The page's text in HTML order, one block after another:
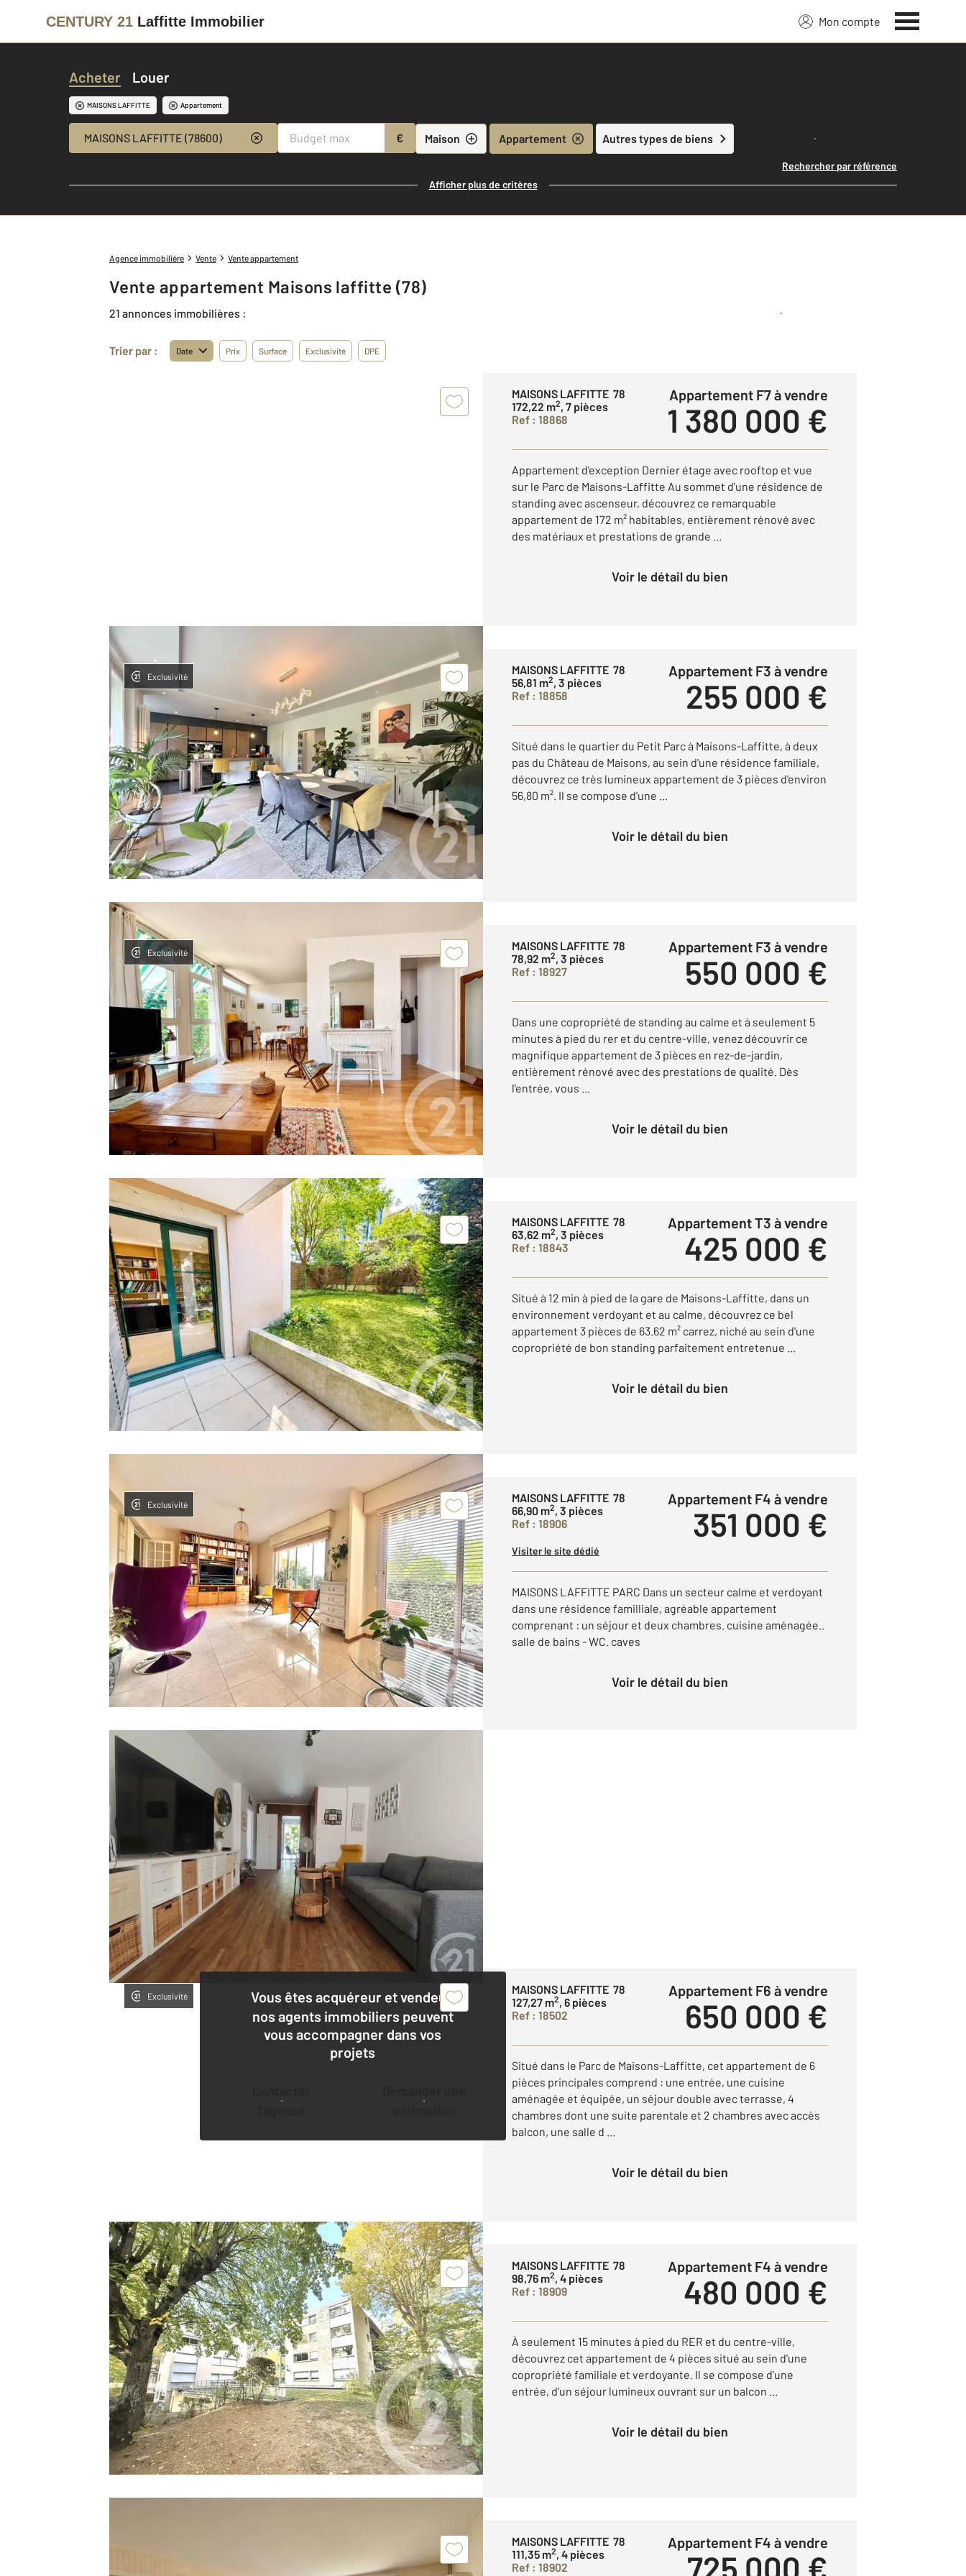
CENTURY 21 Laffitte Immobilier Mon compte
Acheter Louer
MAISONS LAFFITTE Appartement
MAISONS LAFFITTE (78600) € Maison Appartement Autres types de biens Lancer ma recherche
Rechercher par référence
Afficher plus de critères
Agence immobilière Vente Vente appartement
Vente appartement Maisons laffitte (78)
21 annonces immobilières : Créer une alerte
Trier par : Date Prix Surface Exclusivité DPE
MAISONS LAFFITTE 78
172,22 m2, 7 pièces
Ref : 18868
Appartement F7 à vendre
1 380 000 €
Appartement d'exception Dernier étage avec rooftop et vue
sur le Parc de Maisons-Laffitte Au sommet d'une résidence de
standing avec ascenseur, découvrez ce remarquable
appartement de 172 m² habitables, entièrement rénové avec
des matériaux et prestations de grande ...
Voir le détail du bien
Exclusivité
MAISONS LAFFITTE 78
56,81 m2, 3 pièces
Ref : 18858
Appartement F3 à vendre
255 000 €
Situé dans le quartier du Petit Parc à Maisons-Laffitte, à deux
pas du Château de Maisons, au sein d'une résidence familiale,
découvrez ce très lumineux appartement de 3 pièces d'environ
56,80 m². Il se compose d'une ...
Voir le détail du bien
Exclusivité
MAISONS LAFFITTE 78
78,92 m2, 3 pièces
Ref : 18927
Appartement F3 à vendre
550 000 €
Dans une copropriété de standing au calme et à seulement 5
minutes à pied du rer et du centre-ville, venez découvrir ce
magnifique appartement de 3 pièces en rez-de-jardin,
entièrement rénové avec des prestations de qualité. Dès
l'entrée, vous ...
Voir le détail du bien
MAISONS LAFFITTE 78
63,62 m2, 3 pièces
Ref : 18843
Appartement T3 à vendre
425 000 €
Situé à 12 min à pied de la gare de Maisons-Laffitte, dans un
environnement verdoyant et au calme, découvrez ce bel
appartement 3 pièces de 63.62 m² carrez, niché au sein d'une
copropriété de bon standing parfaitement entretenue ...
Voir le détail du bien
Exclusivité
MAISONS LAFFITTE 78
66,90 m2, 3 pièces
Ref : 18906
Appartement F4 à vendre
351 000 €
Visiter le site dédié
MAISONS LAFFITTE PARC Dans un secteur calme et verdoyant
dans une résidence familliale, agréable appartement
comprenant : un séjour et deux chambres. cuisine aménagée..
salle de bains - WC. caves
Voir le détail du bien
Vous êtes acquéreur et vendeur,
nos agents immobiliers peuvent
vous accompagner dans vos
projets
Exclusivité
MAISONS LAFFITTE 78
127,27 m2, 6 pièces
Ref : 18502
Appartement F6 à vendre
650 000 €
Situé dans le Parc de Maisons-Laffitte, cet appartement de 6
pièces principales comprend : une entrée, une cuisine
aménagée et équipée, un séjour double avec terrasse, 4
chambres dont une suite parentale et 2 chambres avec accès
balcon, une salle d ...
Voir le détail du bien
MAISONS LAFFITTE 78
98,76 m2, 4 pièces
Ref : 18909
Appartement F4 à vendre
480 000 €
À seulement 15 minutes à pied du RER et du centre-ville,
découvrez cet appartement de 4 pièces situé au sein d'une
copropriété familiale et verdoyante. Il se compose d'une
entrée, d'un séjour lumineux ouvrant sur un balcon ...
Voir le détail du bien
MAISONS LAFFITTE 78
111,35 m2, 4 pièces
Ref : 18902
Appartement F4 à vendre
725 000 €